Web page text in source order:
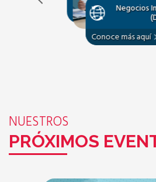
Negocios
Conoce más aquí
NUESTROS
PRÓXIMOS